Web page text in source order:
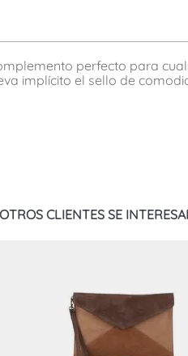
perfecto para
implícito el sello de
OTROS CLIENTES SE